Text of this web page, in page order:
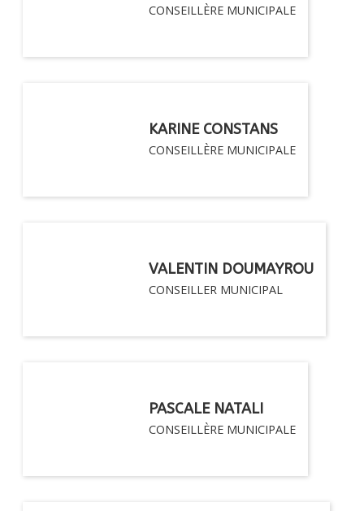
CONSEILLÈRE MUNICIPALE
KARINE CONSTANS
CONSEILLÈRE MUNICIPALE
VALENTIN DOUMAYROU
CONSEILLER MUNICIPAL
PASCALE NATALI
CONSEILLÈRE MUNICIPALE